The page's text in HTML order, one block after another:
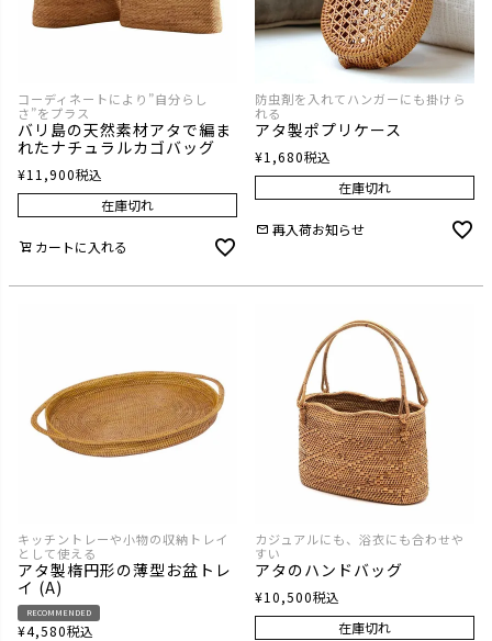
コーディネートにより”自分らし
さ”をプラス
バリ島の天然素材アタで編ま
れたナチュラルカゴバッグ
¥11,900税込
在庫切れ
カートに入れる
防虫剤を入れてハンガーにも掛けら
れる
アタ製ポプリケース
¥1,680税込
在庫切れ
再入荷お知らせ
キッチントレーや小物の収納トレイ
として使える
アタ製楕円形の薄型お盆トレ
イ (A)
RECOMMENDED
¥4,580税込
カジュアルにも、浴衣にも合わせや
すい
アタのハンドバッグ
¥10,500税込
在庫切れ